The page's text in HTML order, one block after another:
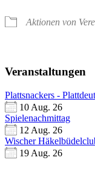
Aktionen von
Veranstaltungen
Plattsnackers -
10 Aug. 26
Spielenachmittag
12 Aug. 26
Wischer
19 Aug. 26